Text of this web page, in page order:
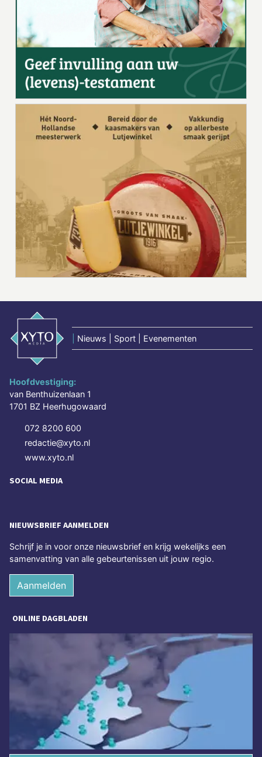
Nieuws | Sport | Evenementen
Hoofdvestiging:
van Benthuizenlaan 1
1701 BZ Heerhugowaard
072 8200 600
redactie@xyto.nl
www.xyto.nl
SOCIAL MEDIA
NIEUWSBRIEF AANMELDEN
Schrijf je in voor onze nieuwsbrief en krijg wekelijks een
samenvatting van alle gebeurtenissen uit jouw regio.
Aanmelden
ONLINE DAGBLADEN